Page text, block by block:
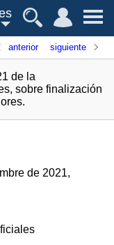
anterior siguiente
de la
sobre finalización
de 2021,